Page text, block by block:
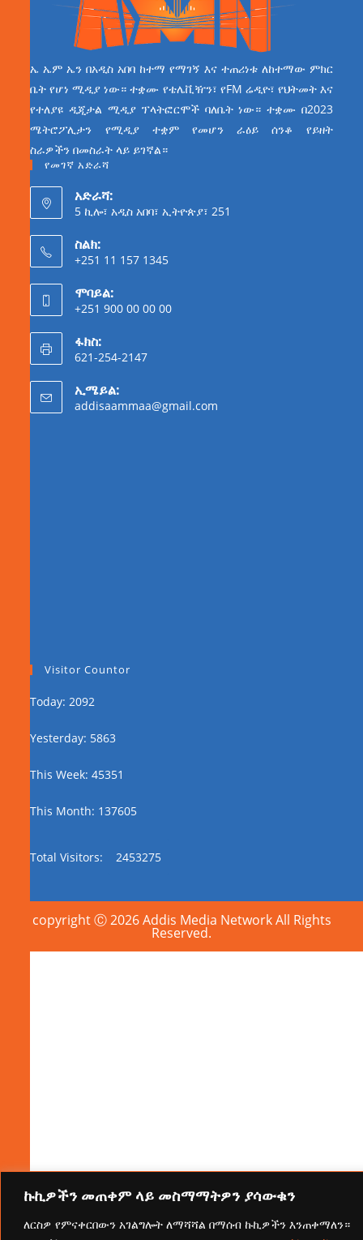
ኩኪዎችን መጠቀም ላይ መስማማትዎን ያሳውቁን
ለርስዎ የምናቀርበውን አገልግሎት ለማሻሻል በማሰብ ኩኪዎችን እንጠቀማለን።
ኤ ኤም ኤን በአዲስ አበባ ከተማ የማገኝ እና ተጠሪነቱ ለከተማው ምክር
ቤት የሆነ ሚዲያ ነው። ተቋሙ የቴሌቪዥን፣ የFM ሬዲዮ፣ የህትመት እና
የተለያዩ ዲጂታል ሚዲያ ፕላትፎርሞች ባለቤት ነው። ተቋሙ በ2023
ሜትሮፖሊታን የሚዲያ ተቋም የመሆን ራዕይ ሰንቆ የይዘት
ስራዎችን በመስራት ላይ ይገኛል።
የመገኛ አድራሻ
አድራሻ:
5 ኪሎ፣ አዲስ አበባ፣ ኢትዮጵያ፣ 251
ስልክ:
+251 11 157 1345
ሞባይል:
+251 900 00 00 00
ፋክስ:
621-254-2147
ኢሜይል:
addisaammaa@gmail.com
Visitor Countor
Today: 2092
Yesterday: 5863
This Week: 45351
This Month: 137605
Total Visitors: 2453275
copyright Ⓒ 2026 Addis Media Network All Rights
Reserved.